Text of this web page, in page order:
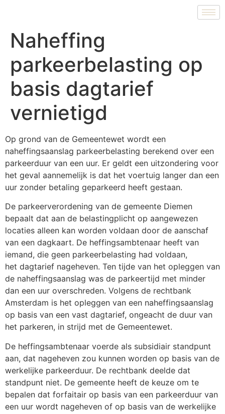
Naheffing
parkeerbelasting op
basis dagtarief
vernietigd
Op grond van de Gemeentewet wordt een
naheffingsaanslag parkeerbelasting berekend over een
parkeerduur van een uur. Er geldt een uitzondering voor
het geval aannemelijk is dat het voertuig langer dan een
uur zonder betaling geparkeerd heeft gestaan.
De parkeerverordening van de gemeente Diemen
bepaalt dat aan de belastingplicht op aangewezen
locaties alleen kan worden voldaan door de aanschaf
van een dagkaart. De heffingsambtenaar heeft van
iemand, die geen parkeerbelasting had voldaan,
het dagtarief nageheven. Ten tijde van het opleggen van
de naheffingsaanslag was de parkeertijd met minder
dan een uur overschreden. Volgens de rechtbank
Amsterdam is het opleggen van een naheffingsaanslag
op basis van een vast dagtarief, ongeacht de duur van
het parkeren, in strijd met de Gemeentewet.
De heffingsambtenaar voerde als subsidiair standpunt
aan, dat nageheven zou kunnen worden op basis van de
werkelijke parkeerduur. De rechtbank deelde dat
standpunt niet. De gemeente heeft de keuze om te
bepalen dat forfaitair op basis van een parkeerduur van
een uur wordt nageheven of op basis van de werkelijke